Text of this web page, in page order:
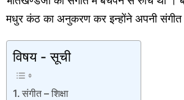
मधुर कंठ का अनुकरण कर इन्होंने अपनी संगीत –
विषय - सूची
संगीत – शिक्षा